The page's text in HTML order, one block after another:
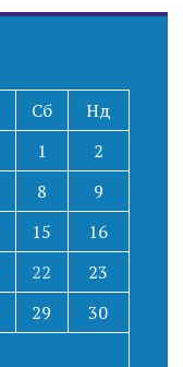
Сб
Нд
1
2
8
9
15
16
22
23
29
30